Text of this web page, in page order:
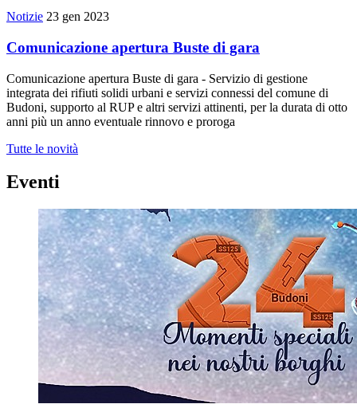
Notizie 23 gen 2023
Comunicazione apertura Buste di gara
Comunicazione apertura Buste di gara - Servizio di gestione
integrata dei rifiuti solidi urbani e servizi connessi del comune di
Budoni, supporto al RUP e altri servizi attinenti, per la durata di otto
anni più un anno eventuale rinnovo e proroga
Tutte le novità
Eventi